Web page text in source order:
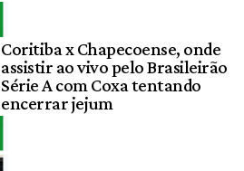
Coritiba x Chapecoense, onde
assistir ao vivo pelo Brasileirão
Série A com Coxa tentando
encerrar jejum